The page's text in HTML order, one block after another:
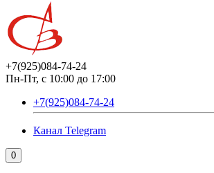
+7(925)084-74-24
Пн-Пт, с 10:00 до 17:00
+7(925)084-74-24
Канал Telegram
0